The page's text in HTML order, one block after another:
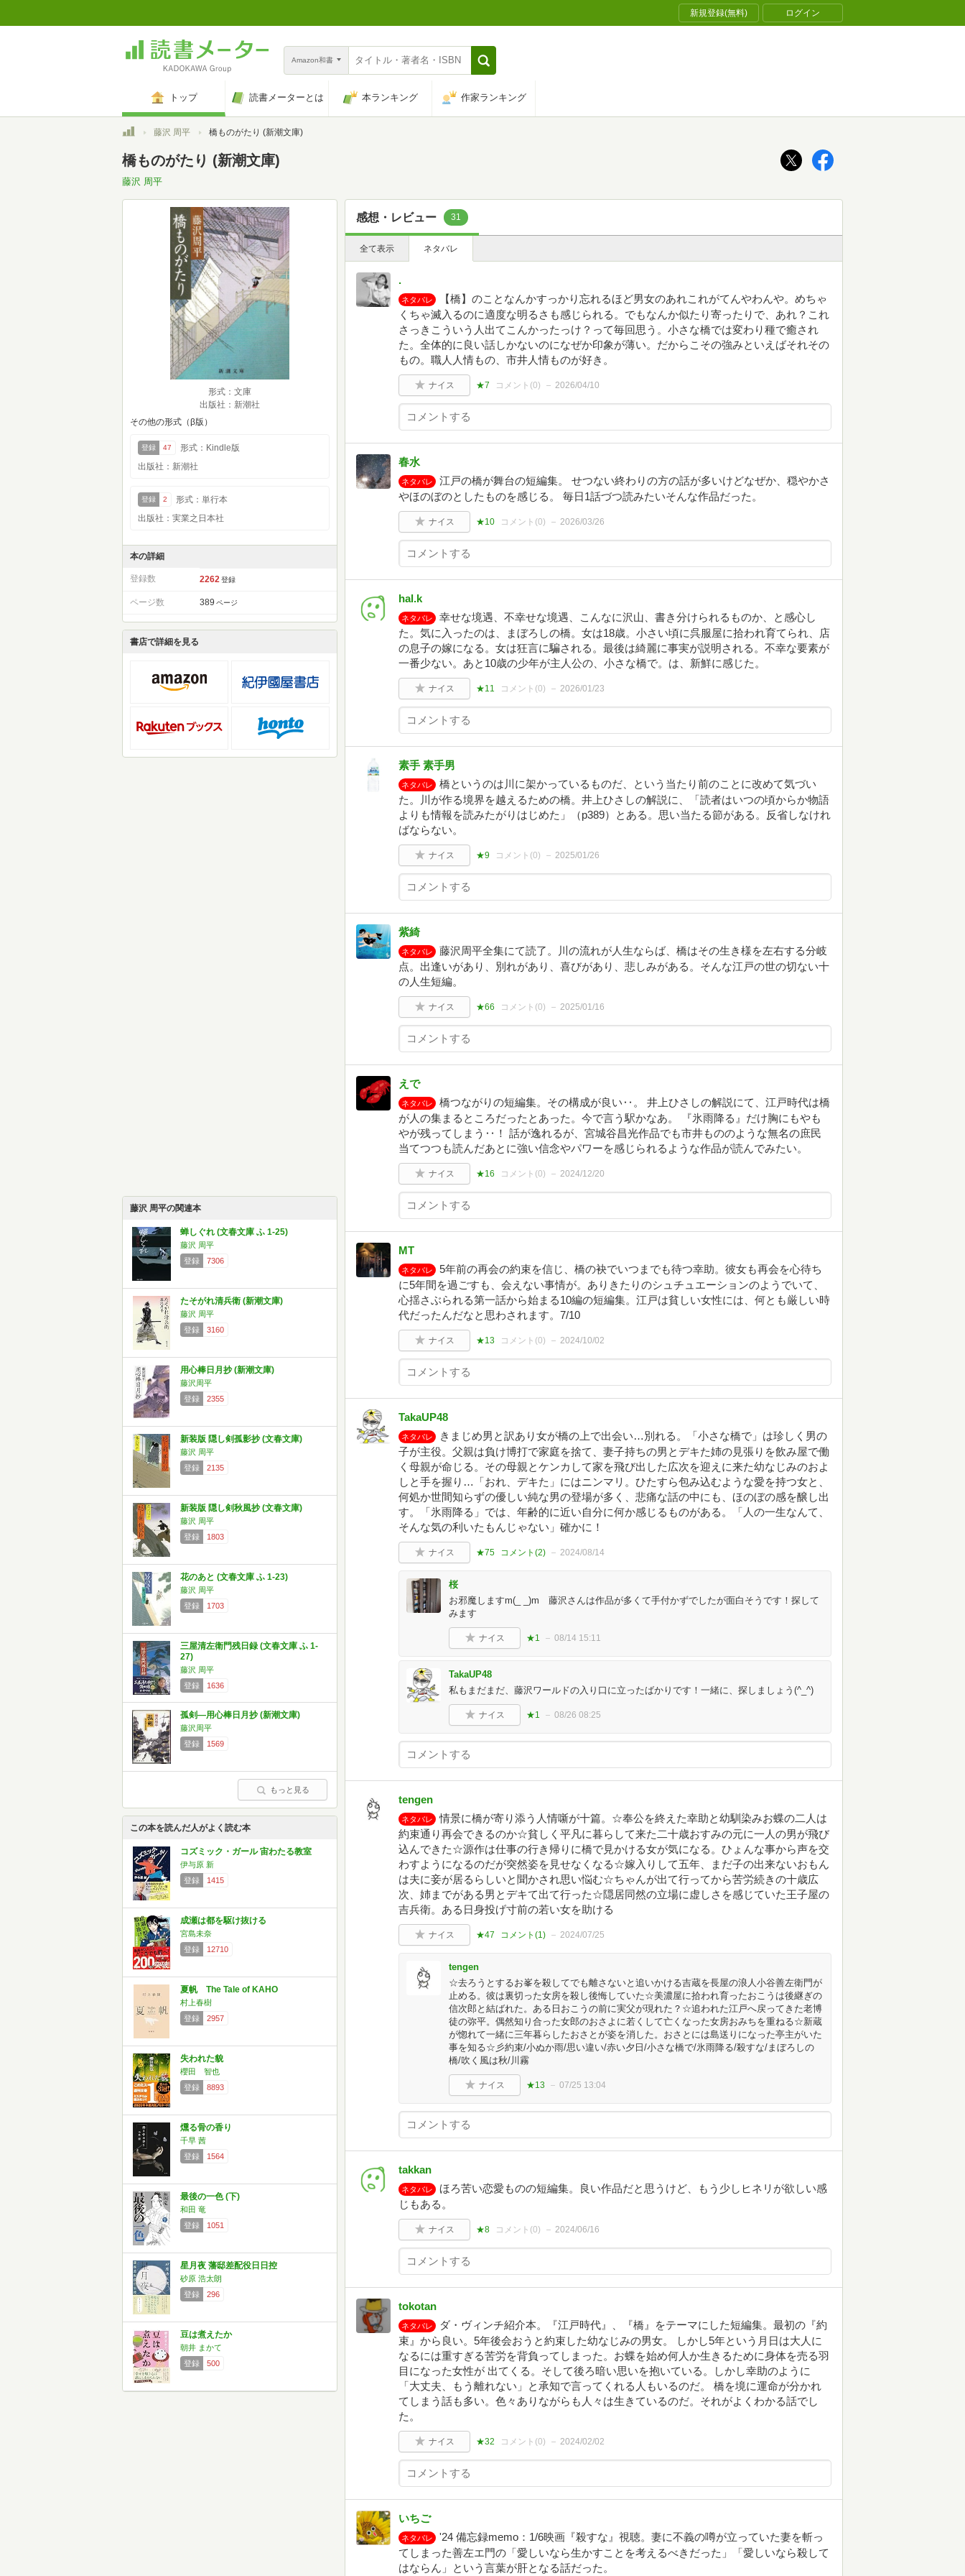
新規登録(無料) ログイン
Amazon和書
トップ 読書メーターとは 本ランキング 作家ランキング
トップ藤沢 周平 橋ものがたり (新潮文庫)
橋ものがたり (新潮文庫)
藤沢 周平
形式：文庫
出版社：新潮社
その他の形式（β版）
登録 47
形式：Kindle版
出版社：新潮社
登録 2
形式：単行本
出版社：実業之日本社
本の詳細
登録数 2262 登録
ページ数 389 ページ
書店で詳細を見る
藤沢 周平の関連本
蝉しぐれ (文春文庫 ふ 1-25)
藤沢 周平
登録
7306
たそがれ清兵衛 (新潮文庫)
藤沢 周平
登録
3160
用心棒日月抄 (新潮文庫)
藤沢周平
登録
2355
新装版 隠し剣孤影抄 (文春文庫)
藤沢 周平
登録
2135
新装版 隠し剣秋風抄 (文春文庫)
藤沢 周平
登録
1803
花のあと (文春文庫 ふ 1-23)
藤沢 周平
登録
1703
三屋清左衛門残日録 (文春文庫 ふ 1-
27)
藤沢 周平
登録
1636
孤剣―用心棒日月抄 (新潮文庫)
藤沢周平
登録
1569
もっと見る
この本を読んだ人がよく読む本
コズミック・ガール 宙わたる教室
伊与原 新
登録
1415
成瀬は都を駆け抜ける
宮島未奈
登録
12710
夏帆 The Tale of KAHO
村上春樹
登録
2957
失われた貌
櫻田 智也
登録
8893
燻る骨の香り
千早 茜
登録
1564
最後の一色 (下)
和田 竜
登録
1051
星月夜 藩邸差配役日日控
砂原 浩太朗
登録
296
豆は煮えたか
朝井 まかて
登録
500
感想・レビュー 31
全て表示 ネタバレ
.
ネタバレ
【橋】のことなんかすっかり忘れるほど男女のあれこれがてんやわんや。めちゃ
くちゃ滅入るのに適度な明るさも感じられる。でもなんか似たり寄ったりで、あれ？これ
さっきこういう人出てこんかったっけ？って毎回思う。小さな橋では変わり種で癒され
た。全体的に良い話しかないのになぜか印象が薄い。だからこその強みといえばそれその
もの。職人人情もの、市井人情ものが好き。
ナイス ★7 コメント(0) 2026/04/10
春水
ネタバレ
江戸の橋が舞台の短編集。 せつない終わりの方の話が多いけどなぜか、穏やかさ
やほのぼのとしたものを感じる。 毎日1話づつ読みたいそんな作品だった。
ナイス ★10 コメント(0) 2026/03/26
hal.k
ネタバレ
幸せな境遇、不幸せな境遇、こんなに沢山、書き分けられるものか、と感心し
た。気に入ったのは、まぼろしの橋。女は18歳。小さい頃に呉服屋に拾われ育てられ、店
の息子の嫁になる。女は狂言に騙される。最後は綺麗に事実が説明される。不幸な要素が
一番少ない。あと10歳の少年が主人公の、小さな橋で。は、新鮮に感じた。
ナイス ★11 コメント(0) 2026/01/23
素手 素手男
ネタバレ
橋というのは川に架かっているものだ、という当たり前のことに改めて気づい
た。川が作る境界を越えるための橋。井上ひさしの解説に、「読者はいつの頃からか物語
よりも情報を読みたがりはじめた」（p389）とある。思い当たる節がある。反省しなけれ
ばならない。
ナイス ★9 コメント(0) 2025/01/26
紫綺
ネタバレ
藤沢周平全集にて読了。川の流れが人生ならば、橋はその生き様を左右する分岐
点。出逢いがあり、別れがあり、喜びがあり、悲しみがある。そんな江戸の世の切ない十
の人生短編。
ナイス ★66 コメント(0) 2025/01/16
えで
ネタバレ
橋つながりの短編集。その構成が良い‥。 井上ひさしの解説にて、江戸時代は橋
が人の集まるところだったとあった。今で言う駅かなあ。 『氷雨降る』だけ胸にもやも
やが残ってしまう‥！ 話が逸れるが、宮城谷昌光作品でも市井もののような無名の庶民
当てつつも読んだあとに強い信念やパワーを感じられるような作品が読んでみたい。
ナイス ★16 コメント(0) 2024/12/20
MT
ネタバレ
5年前の再会の約束を信じ、橋の袂でいつまでも待つ幸助。彼女も再会を心待ち
に5年間を過ごすも、会えない事情が。ありきたりのシュチュエーションのようでいて、
心揺さぶられる第一話から始まる10編の短編集。江戸は貧しい女性には、何とも厳しい時
代だったんだなと思わされます。7/10
ナイス ★13 コメント(0) 2024/10/02
TakaUP48
ネタバレ
きまじめ男と訳あり女が橋の上で出会い…別れる。「小さな橋で」は珍しく男の
子が主役。父親は負け博打で家庭を捨て、妻子持ちの男とデキた姉の見張りを飲み屋で働
く母親が命じる。その母親とケンカして家を飛び出した広次を迎えに来た幼なじみのおよ
しと手を握り…「おれ、デキた」にはニンマリ。ひたすら包み込むような愛を持つ女と、
何処か世間知らずの優しい純な男の登場が多く、悲痛な話の中にも、ほのぼの感を醸し出
す。「氷雨降る」では、年齢的に近い自分に何か感じるものがある。「人の一生なんて、
そんな気の利いたもんじゃない」確かに！
ナイス ★75 コメント(2) 2024/08/14
桜
お邪魔しますm(_ _)m 藤沢さんは作品が多くて手付かずでしたが面白そうです！探して
みます
ナイス ★1 08/14 15:11
TakaUP48
私もまだまだ、藤沢ワールドの入り口に立ったばかりです！一緒に、探しましょう(^_^)
ナイス ★1 08/26 08:25
tengen
ネタバレ
情景に橋が寄り添う人情噺が十篇。☆奉公を終えた幸助と幼馴染みお蝶の二人は
約束通り再会できるのか☆貧しく平凡に暮らして来た二十歳おすみの元に一人の男が飛び
込んできた☆源作は仕事の行き帰りに橋で見かける女が気になる。ひょんな事から声を交
わすようになるのだが突然姿を見せなくなる☆嫁入りして五年、まだ子の出来ないおもん
は夫に妾が居るらしいと聞かされ思い悩む☆ちゃんが出て行ってから苦労続きの十歳広
次、姉までがある男とデキて出て行った☆隠居同然の立場に虚しさを感じていた王子屋の
吉兵衛。ある日身投げ寸前の若い女を助ける
ナイス ★47 コメント(1) 2024/07/25
tengen
☆去ろうとするお峯を殺してでも離さないと追いかける吉蔵を長屋の浪人小谷善左衛門が
止める。彼は裏切った女房を殺し後悔していた☆美濃屋に拾われ育ったおこうは後継ぎの
信次郎と結ばれた。ある日おこうの前に実父が現れた？☆追われた江戸へ戻ってきた老博
徒の弥平。偶然知り合った女郎のおさよに若くして亡くなった女房おみちを重ねる☆新蔵
が惚れて一緒に三年暮らしたおさとが姿を消した。おさとには島送りになった亭主がいた
事を知る☆彡約束/小ぬか雨/思い違い/赤い夕日/小さな橋で/氷雨降る/殺すな/まぼろしの
橋/吹く風は秋/川霧
ナイス ★13 07/25 13:04
takkan
ネタバレ
ほろ苦い恋愛ものの短編集。良い作品だと思うけど、もう少しヒネリが欲しい感
じもある。
ナイス ★8 コメント(0) 2024/06/16
tokotan
ネタバレ
ダ・ヴィンチ紹介本。『江戸時代』、『橋』をテーマにした短編集。最初の『約
束』から良い。5年後会おうと約束した幼なじみの男女。 しかし5年という月日は大人に
なるには重すぎる苦労を背負ってしまった。お蝶を始め何人か生きるために身体を売る羽
目になった女性が 出てくる。そして後ろ暗い思いを抱いている。しかし幸助のように
「大丈夫、もう離れない」と承知で言ってくれる人もいるのだ。 橋を境に運命が分かれ
てしまう話も多い。色々ありながらも人々は生きているのだ。それがよくわかる話でし
た。
ナイス ★32 コメント(0) 2024/02/02
いちご
ネタバレ
'24 備忘録memo：1/6映画『殺すな』視聴。妻に不義の噂が立っていた妻を斬っ
てしまった善左エ門の「愛しいなら生かすことを考えるべきだった」「愛しいなら殺して
はならん」という言葉が肝となる話だった。